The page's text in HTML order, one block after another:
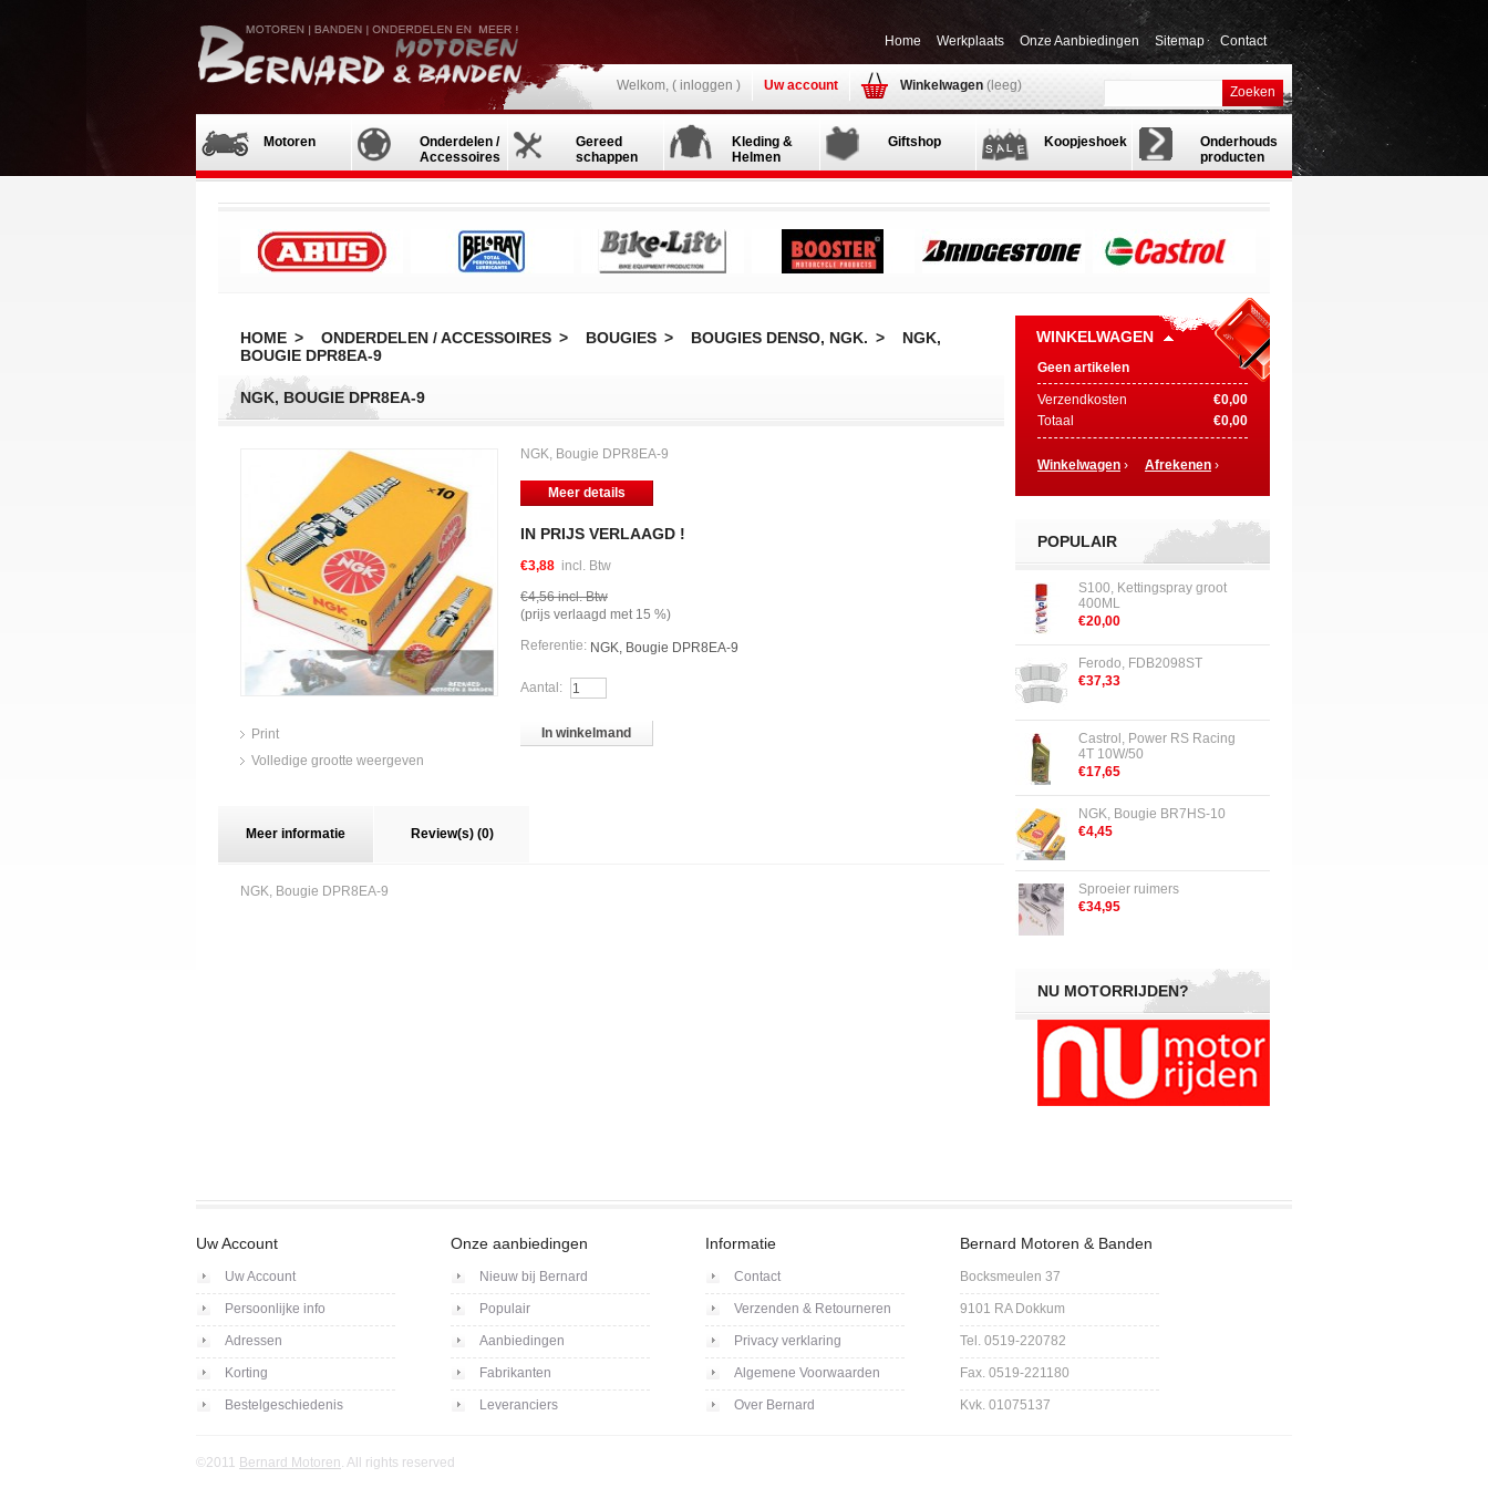
Home Werkplaats Onze Aanbiedingen Sitemap Contact
Zoeken
Welkom, ( inloggen ) Uw account Winkelwagen (leeg)
Motoren
Onderdelen /
Accessoires
Gereed
schappen
Kleding &
Helmen
Giftshop Koopjeshoek
Onderhouds
producten
HOME > ONDERDELEN / ACCESSOIRES > BOUGIES > BOUGIES DENSO, NGK. >
NGK,
BOUGIE DPR8EA-9
NGK, BOUGIE DPR8EA-9
Print
Volledige grootte weergeven
NGK, Bougie DPR8EA-9
Meer details
IN PRIJS VERLAAGD !
€3,88 incl. Btw
€4,56incl. Btw
(prijs verlaagd met 15 %)
Referentie: NGK, Bougie DPR8EA-9
Aantal:
In winkelmand
Meer informatie Review(s) (0)
NGK, Bougie DPR8EA-9
WINKELWAGEN
Geen artikelen
Verzendkosten
€0,00
Totaal
€0,00
Winkelwagen › Afrekenen ›
POPULAIR
S100, Kettingspray groot
400ML
€20,00
Ferodo, FDB2098ST
€37,33
Castrol, Power RS Racing
4T 10W/50
€17,65
NGK, Bougie BR7HS-10
€4,45
Sproeier ruimers
€34,95
NU MOTORRIJDEN?
Uw Account
Uw Account
Persoonlijke info
Adressen
Korting
Bestelgeschiedenis
Onze aanbiedingen
Nieuw bij Bernard
Populair
Aanbiedingen
Fabrikanten
Leveranciers
Informatie
Contact
Verzenden & Retourneren
Privacy verklaring
Algemene Voorwaarden
Over Bernard
Bernard Motoren & Banden
Bocksmeulen 37
9101 RA Dokkum
Tel. 0519-220782
Fax. 0519-221180
Kvk. 01075137
©2011 Bernard Motoren. All rights reserved